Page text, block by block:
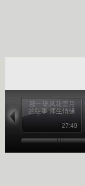
那一场风花雪月
的往事 师生情缘
27:49